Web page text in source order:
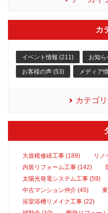
カ
イベント情報 (211) お知
お客様の声 (53) メディア
カテゴ
大規模修繕工事 (189)
リノ
内装リフォーム工事 (142)
太陽光発電システム工事 (59)
中古マンション仲介 (45)
浴室浴槽リメイク工事 (22)